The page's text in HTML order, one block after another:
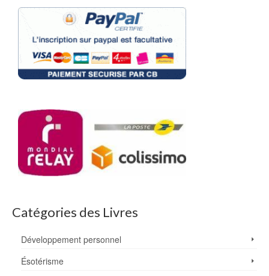
Catégories des Livres
Développement personnel
Ésotérisme